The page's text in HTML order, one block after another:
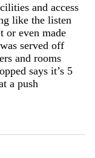
and access
like the listen
or even made
served off
and rooms
says it’s 5
a push